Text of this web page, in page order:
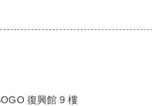
復興館 9 樓